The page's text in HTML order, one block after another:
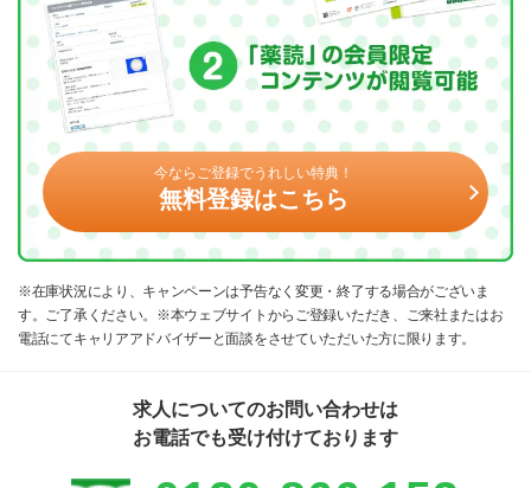
今ならご登録でうれしい特典！
無料登録はこちら
※在庫状況により、キャンペーンは予告なく変更・終了する場合がございま
す。ご了承ください。※本ウェブサイトからご登録いただき、ご来社またはお
電話にてキャリアアドバイザーと面談をさせていただいた方に限ります。
求人についてのお問い合わせは
お電話でも受け付けております